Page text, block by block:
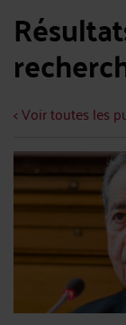
< Voir toutes les